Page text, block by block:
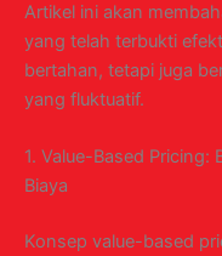
Artikel ini akan
yang telah terbukti
bertahan, tetapi juga
yang fluktuatif.
1. Value-Based Pricing:
Biaya
Konsep value-based